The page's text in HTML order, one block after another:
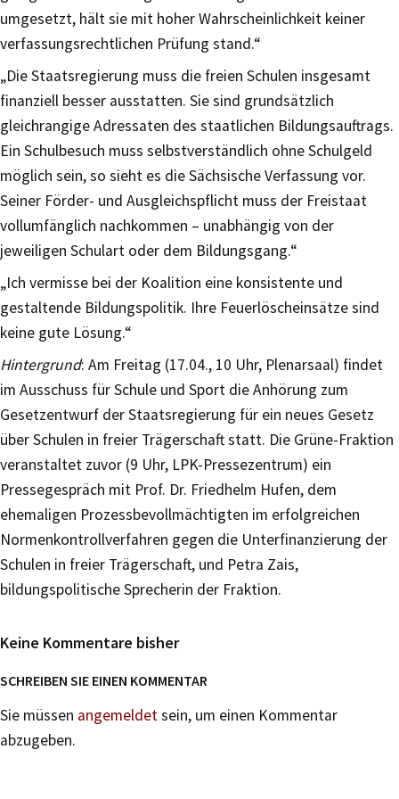
umgesetzt, hält sie mit hoher Wahrscheinlichkeit keiner
verfassungsrechtlichen Prüfung stand.“
„Die Staatsregierung muss die freien Schulen insgesamt
finanziell besser ausstatten. Sie sind grundsätzlich
gleichrangige Adressaten des staatlichen Bildungsauftrags.
Ein Schulbesuch muss selbstverständlich ohne Schulgeld
möglich sein, so sieht es die Sächsische Verfassung vor.
Seiner Förder- und Ausgleichspflicht muss der Freistaat
vollumfänglich nachkommen – unabhängig von der
jeweiligen Schulart oder dem Bildungsgang.“
„Ich vermisse bei der Koalition eine konsistente und
gestaltende Bildungspolitik. Ihre Feuerlöscheinsätze sind
keine gute Lösung.“
Hintergrund: Am Freitag (17.04., 10 Uhr, Plenarsaal) findet
im Ausschuss für Schule und Sport die Anhörung zum
Gesetzentwurf der Staatsregierung für ein neues Gesetz
über Schulen in freier Trägerschaft statt. Die Grüne-Fraktion
veranstaltet zuvor (9 Uhr, LPK-Pressezentrum) ein
Pressegespräch mit Prof. Dr. Friedhelm Hufen, dem
ehemaligen Prozessbevollmächtigten im erfolgreichen
Normenkontrollverfahren gegen die Unterfinanzierung der
Schulen in freier Trägerschaft, und Petra Zais,
bildungspolitische Sprecherin der Fraktion.
Keine Kommentare bisher
SCHREIBEN SIE EINEN KOMMENTAR
Sie müssen angemeldetsein, um einen Kommentar
abzugeben.